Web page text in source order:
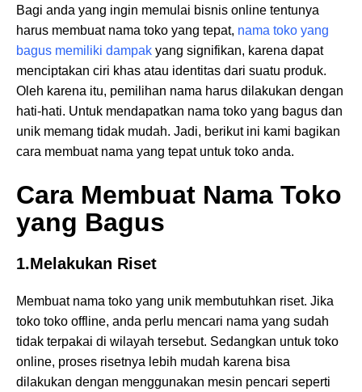
Bagi anda yang ingin memulai bisnis online tentunya
harus membuat nama toko yang tepat, nama toko yang
bagus memiliki dampak yang signifikan, karena dapat
menciptakan ciri khas atau identitas dari suatu produk.
Oleh karena itu, pemilihan nama harus dilakukan dengan
hati-hati. Untuk mendapatkan nama toko yang bagus dan
unik memang tidak mudah. Jadi, berikut ini kami bagikan
cara membuat nama yang tepat untuk toko anda.
Cara Membuat Nama Toko
yang Bagus
1.Melakukan Riset
Membuat nama toko yang unik membutuhkan riset. Jika
toko toko offline, anda perlu mencari nama yang sudah
tidak terpakai di wilayah tersebut. Sedangkan untuk toko
online, proses risetnya lebih mudah karena bisa
dilakukan dengan menggunakan mesin pencari seperti